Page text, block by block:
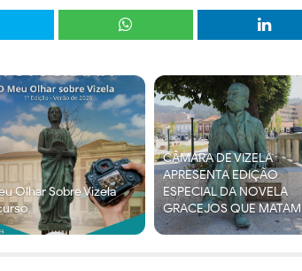
Olhar Sobre Vizela
CÂMARA DE VIZELA
APRESENTA EDIÇÃO
ESPECIAL DA NOVELA
GRACEJOS QUE MATAM